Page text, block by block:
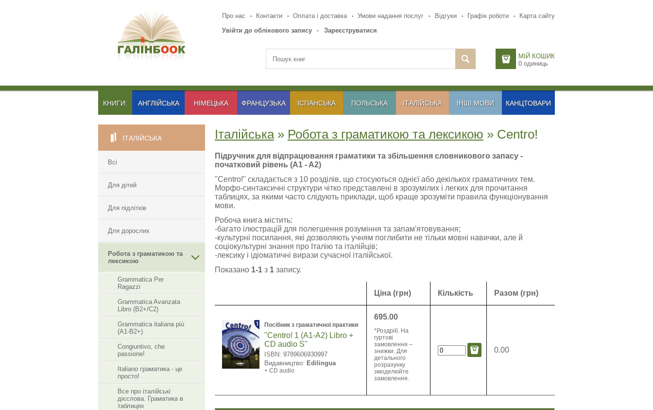
Про нас Контакти Оплата і доставка Умови надання послуг Відгуки Графік роботи
Карта сайту
Увійти до облікового запису
Зареєструватися
МІЙ КОШИК
0 одиниць
КНИГИ: АНГЛІЙСЬКА НІМЕЦЬКА ФРАНЦУЗЬКА ІСПАНСЬКА ПОЛЬСЬКА ІТАЛІЙСЬКА ІНШІ МОВИ КАНЦТОВАРИ
ІТАЛІЙСЬКА
Всі
Для дітей
Для підлітків
Для дорослих
Робота з граматикою та
лексикою
Grammatica Per
Ragazzi
Grammatica Avanzata
Libro (B2+/C2)
Grammatica italiana più
(A1-B2+)
Congiuntivo, che
passione!
Italiano граматика - це
просто!
Все про італійські
дієслова. Граматика в
таблицях
Італійська» Робота з граматикою та лексикою » Centro!
Підручник для відпрацювання граматики та збільшення словникового запасу -
початковий рівень (A1 - A2)
"Centro!" складається з 10 розділів, що стосуються однієї або декількох граматичних тем.
Морфо-синтаксичні структури чітко представлені в зрозумілих і легких для прочитання
таблицях, за якими часто слідують приклади, щоб краще зрозуміти правила функціонування
мови.
Робоча книга містить:
-багато ілюстрацій для полегшення розуміння та запам'ятовування;
-культурні посилання, які дозволяють учням поглибити не тільки мовні навички, але й
соціокультурні знання про Італію та італійців;
-лексику і ідіоматичні вирази сучасної італійської.
Показано 1-1 з 1 запису.
Ціна (грн) Кількість Разом (грн)
Посібник з граматичної практики
"Centro! 1 (A1-A2) Libro +
CD audio S"
ISBN: 9789606930997
Видавництво: Edilingua
+ CD audio
695.00
*Роздріб. На
гуртові
замовлення –
знижки. Для
детального
розрахунку
змоделюйте
замовлення.
0.00